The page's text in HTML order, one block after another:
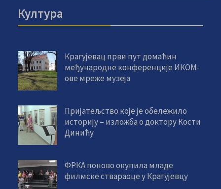
Култура
Крагујевац први пут домаћин
међународне конференције ИКОМ-
ове мреже музеја
Пријатељство које је обележило
историју – изложба о доктору Кости
Динићу
ФРКА поново окупила младе
филмске ствараоце у Крагујевцу